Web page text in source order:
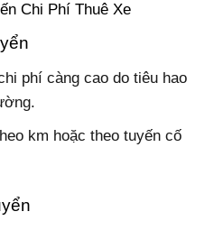
Chi Phí Thuê Xe
phí càng cao do tiêu hao
km hoặc theo tuyến cố